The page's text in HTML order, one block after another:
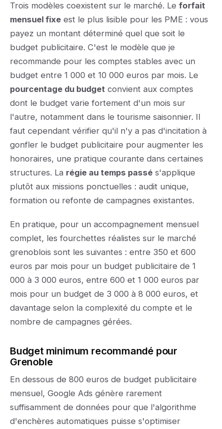
Trois modèles coexistent sur le marché. Le forfait
mensuel fixe est le plus lisible pour les PME : vous
payez un montant déterminé quel que soit le
budget publicitaire. C'est le modèle que je
recommande pour les comptes stables avec un
budget entre 1 000 et 10 000 euros par mois. Le
pourcentage du budget convient aux comptes
dont le budget varie fortement d'un mois sur
l'autre, notamment dans le tourisme saisonnier. Il
faut cependant vérifier qu'il n'y a pas d'incitation à
gonfler le budget publicitaire pour augmenter les
honoraires, une pratique courante dans certaines
structures. La régie au temps passé s'applique
plutôt aux missions ponctuelles : audit unique,
formation ou refonte de campagnes existantes.
En pratique, pour un accompagnement mensuel
complet, les fourchettes réalistes sur le marché
grenoblois sont les suivantes : entre 350 et 600
euros par mois pour un budget publicitaire de 1
000 à 3 000 euros, entre 600 et 1 000 euros par
mois pour un budget de 3 000 à 8 000 euros, et
davantage selon la complexité du compte et le
nombre de campagnes gérées.
Budget minimum recommandé pour
Grenoble
En dessous de 800 euros de budget publicitaire
mensuel, Google Ads génère rarement
suffisamment de données pour que l'algorithme
d'enchères automatiques puisse s'optimiser